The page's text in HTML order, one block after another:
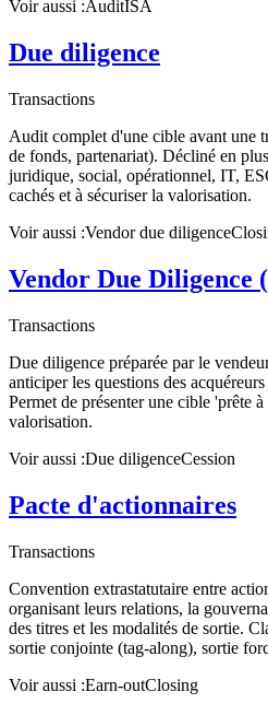
Voir aussi :AuditISA
Due diligence
Transactions
Audit complet d'une cible avant une
de fonds, partenariat). Décliné en
juridique, social, opérationnel, IT,
cachés et à sécuriser la valorisation.
Voir aussi :Vendor due diligence
Vendor Due Diligence
Transactions
Due diligence préparée par le
anticiper les questions des
Permet de présenter une cible 'prête
valorisation.
Voir aussi :Due diligenceCession
Pacte d'actionnaires
Transactions
Convention extrastatutaire entre
organisant leurs relations, la
des titres et les modalités de sortie.
sortie conjointe (tag-along), sortie
Voir aussi :Earn-outClosing